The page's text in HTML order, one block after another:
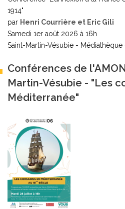
1914"
par Henri Courrière et Eric Gili
Samedi 1er août 2026 à 16h
Saint-Martin-Vésubie -
Conférences de
Martin-Vésubie - "Les
Méditerranée"